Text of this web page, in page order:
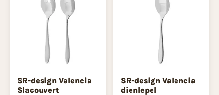
SR-design Valencia
Slacouvert
SR-design Valencia
dienlepel